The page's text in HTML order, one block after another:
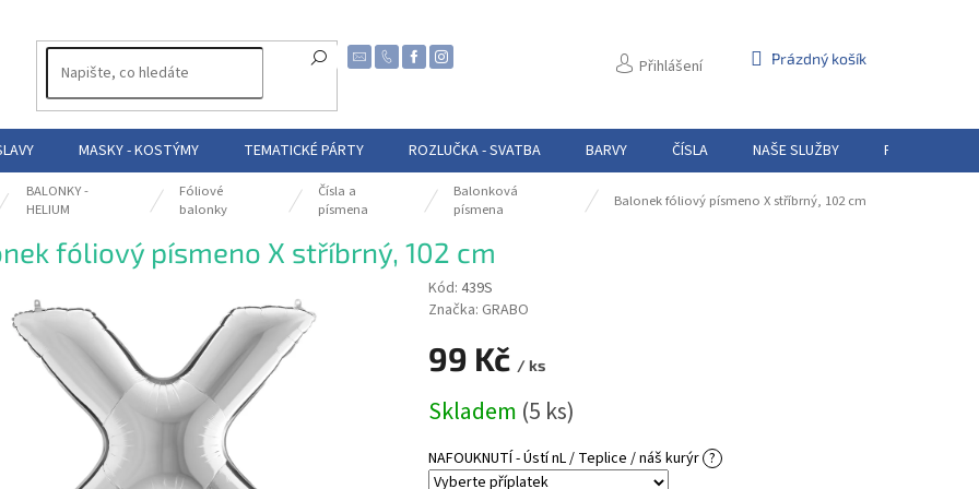
Přihlášení
NÁKUPNÍ
Prázdný košík
MASKY - KOSTÝMY TEMATICKÉ PÁRTY ROZLUČKA - SVATBA BARVY ČÍSLA NAŠE SLUŽBY PŮJČOVNA
BALONKY -
HELIUM
Fóliové
balonky
Čísla a
písmena
Balonková
písmena
Balonek fóliový písmeno X stříbrný, 102 cm
fóliový písmeno X stříbrný, 102 cm
Kód: 439S
Značka: GRABO
99 Kč / ks
cena:
Skladem (5 ks)
NAFOUKNUTÍ - Ústí nL / Teplice / náš kurýr ?